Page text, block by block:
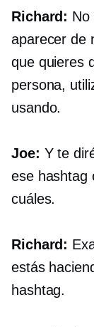
Richard: No
aparecer de
que quieres
persona,
usando.
Joe: Y te
ese hashtag
cuáles.
Richard:
estás
hashtag.